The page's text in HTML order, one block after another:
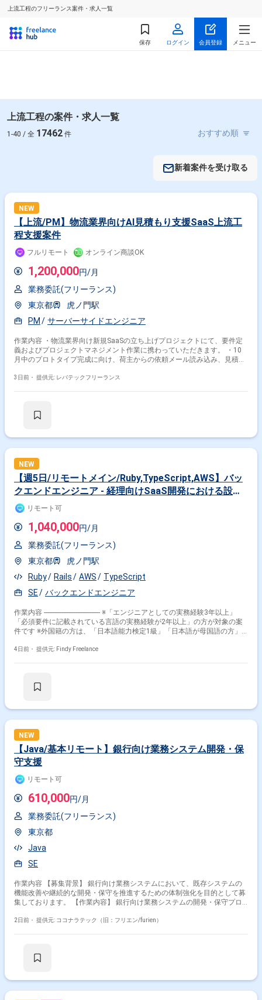
上流工程のフリーランス案件・求人一覧
保存 ログイン 会員登録 メニュー
上流工程の案件・求人一覧
1-40 / 全 17462 件
新着案件を受け取る
NEW
【上流/PM】物流業界向けAI見積もり支援SaaS上流工
程支援案件
フルリモート オンライン商談OK
1,200,000円/月
業務委託(フリーランス)
東京都
虎ノ門駅
PM
サーバーサイドエンジニア
作業内容 ・物流業界向け新規SaaSの立ち上げプロジェクトにて、要件定
義およびプロジェクトマネジメント作業に携わっていただきます。 ・10
月中のプロトタイプ完成に向け、荷主からの依頼メール読み込み、見積も
だく想定です。 ・具体的には下記作業を想定しています。 -新規SaaSに
3日前・ 提供元: レバテックフリーランス
NEW
【週5日/リモートメイン/Ruby,TypeScript,AWS】バッ
クエンドエンジニア - 経理向けSaaS開発における設計
から推進まで担うシニアSE案件
リモート可
1,040,000円/月
業務委託(フリーランス)
東京都
虎ノ門駅
Ruby
Rails AWS
TypeScript
SE
バックエンドエンジニア
作業内容 -------------------------------- ※「エンジニアとしての実務経験3年以上」
「必須要件に記載されている言語の実務経験が2年以上」の方が対象の案
件です ※外国籍の方は、「日本語能力検定1級」「日本語が母国語の方」
稼働が前提となります。 ※すでにFindy Freelanceで担当がついている方
を用いた、汎用的で保守性の高い設計および実装 - 必要に応じた技術検証
4日前・ 提供元: Findy Freelance
NEW
【Java/基本リモート】銀行向け業務システム開発・保
守支援
リモート可
610,000円/月
業務委託(フリーランス)
東京都
Java
SE
作業内容 【募集背景】 銀行向け業務システムにおいて、既存システムの
機能改善や継続的な開発・保守を推進するための体制強化を目的として募
集しております。 【作業内容】 銀行向け業務システムの開発・保守プロ
整や影響調査など上流工程から開発まで主体的に推進していただきます。
調査や情報整理を行い、主体的に業務を推進していただける方を求めてお
2日前・ 提供元: ココナラテック（旧：フリエン/furien）